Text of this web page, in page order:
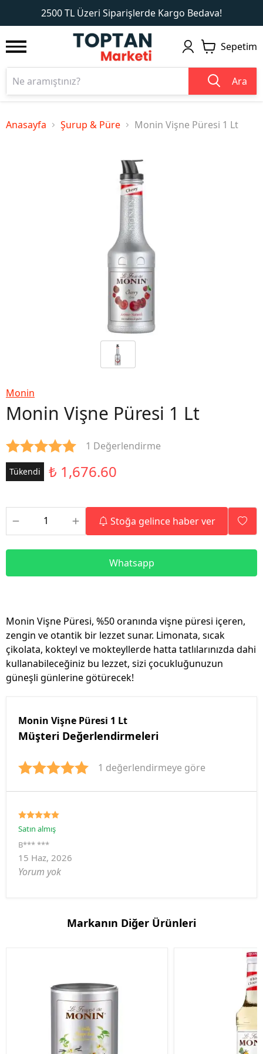
2500 TL Üzeri Siparişlerde Kargo Bedava!
1
Sepetim
Ara
Anasayfa Şurup & Püre Monin Vişne Püresi 1 Lt
Monin
Monin Vişne Püresi 1 Lt
1 Değerlendirme
Tükendi ₺ 1,676.60
Stoğa gelince haber ver
Whatsapp
Monin Vişne Püresi, %50 oranında vişne püresi içeren,
zengin ve otantik bir lezzet sunar. Limonata, sıcak
çikolata, kokteyl ve mokteyllerde hatta tatlılarınızda dahi
kullanabileceğiniz bu lezzet, sizi çocukluğunuzun
güneşli günlerine götürecek!
Monin Vişne Püresi 1 Lt
Müşteri Değerlendirmeleri
1 değerlendirmeye göre
Satın almış
B*** ***
15 Haz, 2026
Yorum yok
Markanın Diğer Ürünleri